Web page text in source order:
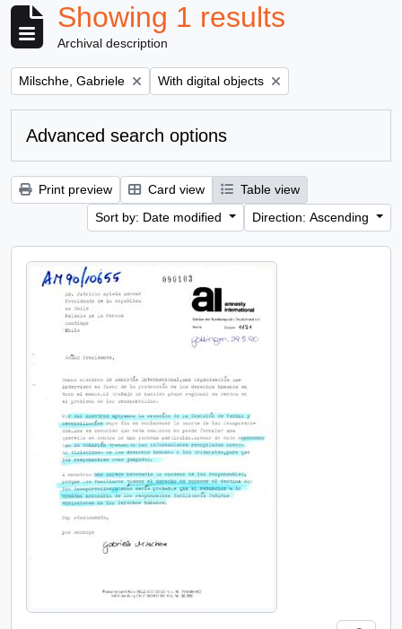
Showing 1 results
Archival description
Remove filter:
Milschhe, Gabriele Remove filter:
With digital objects
Advanced search options
Print preview Card view
Table view
Sort by: Date modified
Direction: Ascending